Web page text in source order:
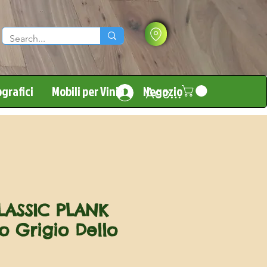
Mobili per Vinili Negozio
Accedi
PLANK
Grigio Dello